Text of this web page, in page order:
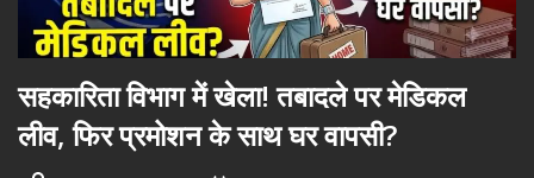
सहकारिता विभाग में खेला! तबादले पर मेडिकल
लीव, फिर प्रमोशन के साथ घर वापसी?